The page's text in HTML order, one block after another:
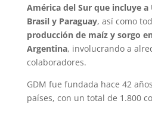
América del Sur que incluye
Brasil y Paraguay, así como
producción de maíz y sorgo
Argentina, involucrando a
colaboradores.
GDM fue fundada hace 42
países, con un total de 1.800